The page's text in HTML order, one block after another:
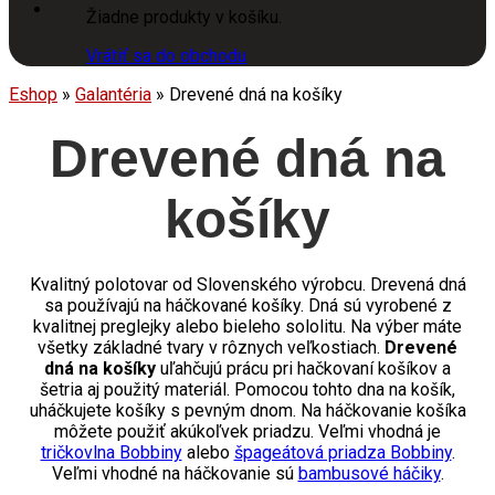
Žiadne produkty v košíku.
Vrátiť sa do obchodu
Eshop » Galantéria » Drevené dná na košíky
Drevené dná na
košíky
Kvalitný polotovar od Slovenského výrobcu. Drevená dná
sa používajú na háčkované košíky. Dná sú vyrobené z
kvalitnej preglejky alebo bieleho sololitu. Na výber máte
všetky základné tvary v rôznych veľkostiach. Drevené
dná na košíky uľahčujú prácu pri hačkovaní košíkov a
šetria aj použitý materiál. Pomocou tohto dna na košík,
uháčkujete košíky s pevným dnom. Na háčkovanie košíka
môžete použiť akúkoľvek priadzu. Veľmi vhodná je
tričkovlna Bobbinyalebo špageátová priadza Bobbiny.
Veľmi vhodné na háčkovanie sú bambusové háčiky.